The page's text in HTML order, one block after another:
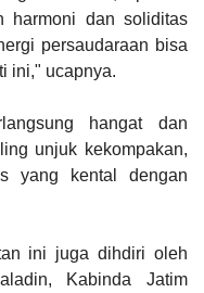
harmoni dan soliditas
persaudaraan bisa
ini," ucapnya.
hangat dan
unjuk kekompakan,
yang kental dengan
ini juga dihdiri oleh
Kabinda Jatim